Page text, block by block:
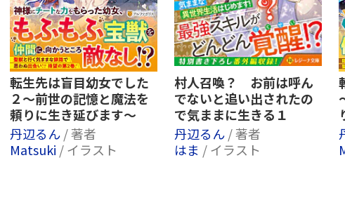
転生先は盲目幼女でした
２～前世の記憶と魔法を
頼りに生き延びます～
丹辺るん/ 著者
Matsuki / イラスト
村人召喚？ お前は呼ん
でないと追い出されたの
で気ままに生きる１
丹辺るん/ 著者
はま / イラスト